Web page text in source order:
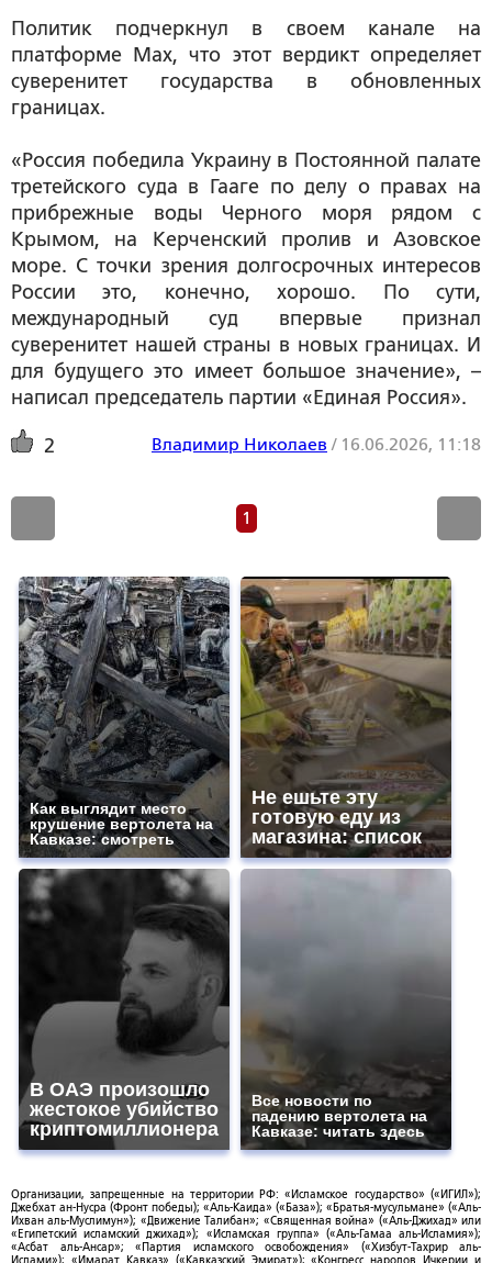
Политик подчеркнул в своем канале на
платформе Max, что этот вердикт определяет
суверенитет государства в обновленных
границах.
«Россия победила Украину в Постоянной палате
третейского суда в Гааге по делу о правах на
прибрежные воды Черного моря рядом с
Крымом, на Керченский пролив и Азовское
море. С точки зрения долгосрочных интересов
России это, конечно, хорошо. По сути,
международный суд впервые признал
суверенитет нашей страны в новых границах. И
для будущего это имеет большое значение», –
написал председатель партии «Единая Россия».
2 Владимир Николаев / 16.06.2026, 11:18
1
Как выглядит место
крушение вертолета на
Кавказе: смотреть
Не ешьте эту
готовую еду из
магазина: список
В ОАЭ произошло
жестокое убийство
криптомиллионера
Все новости по
падению вертолета на
Кавказе: читать здесь
Организации, запрещенные на территории РФ: «Исламское государство» («ИГИЛ»);
Джебхат ан-Нусра (Фронт победы); «Аль-Каида» («База»); «Братья-мусульмане» («Аль-
Ихван аль-Муслимун»); «Движение Талибан»; «Священная война» («Аль-Джихад» или
«Египетский исламский джихад»); «Исламская группа» («Аль-Гамаа аль-Исламия»);
«Асбат аль-Ансар»; «Партия исламского освобождения» («Хизбут-Тахрир аль-
Ислами»); «Имарат Кавказ» («Кавказский Эмират»); «Конгресс народов Ичкерии и